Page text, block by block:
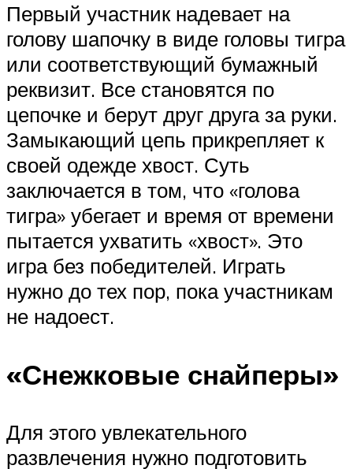
Первый участник надевает на
голову шапочку в виде головы тигра
или соответствующий бумажный
реквизит. Все становятся по
цепочке и берут друг друга за руки.
Замыкающий цепь прикрепляет к
своей одежде хвост. Суть
заключается в том, что «голова
тигра» убегает и время от времени
пытается ухватить «хвост». Это
игра без победителей. Играть
нужно до тех пор, пока участникам
не надоест.
«Снежковые снайперы»
Для этого увлекательного
развлечения нужно подготовить